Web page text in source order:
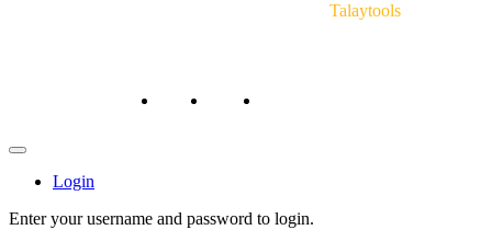
Talaytools
หน้าหลัก ถาม/ตอบ
Login
Enter your username and password to login.